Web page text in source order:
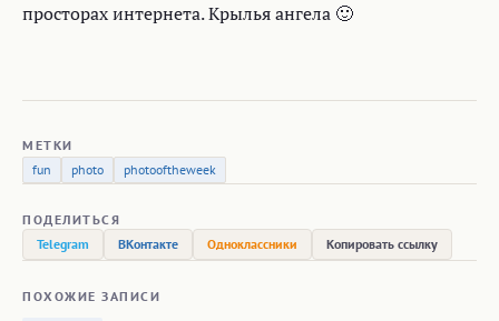
просторах интернета. Крылья ангела 🙂
МЕТКИ
fun
photo photooftheweek
ПОДЕЛИТЬСЯ
Telegram
ВКонтакте Одноклассники Копировать ссылку
ПОХОЖИЕ ЗАПИСИ